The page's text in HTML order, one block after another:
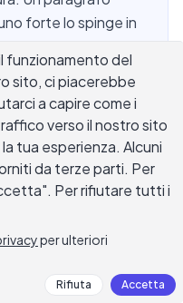
forte lo spinge in
un saggio, un
o una storia
si costruisce
guida spiega
scrittori usano per
e coinvolgenti,
o dal
funzionamento del
sito, ci piacerebbe
a capire come i
verso il nostro sito
tua esperienza. Alcuni
da terze parti. Per
Per rifiutare tutti i
per ulteriori
Rifiuta Accetta